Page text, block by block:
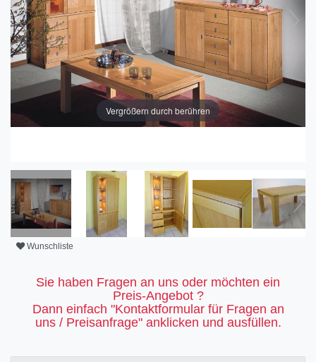
Vergrößern durch berühren
Wunschliste
Sie haben Fragen an uns oder möchten ein
Preis-Angebot ?
Dann einfach "Kontaktformular für Fragen an
uns / Preisanfrage" anklicken und ausfüllen.